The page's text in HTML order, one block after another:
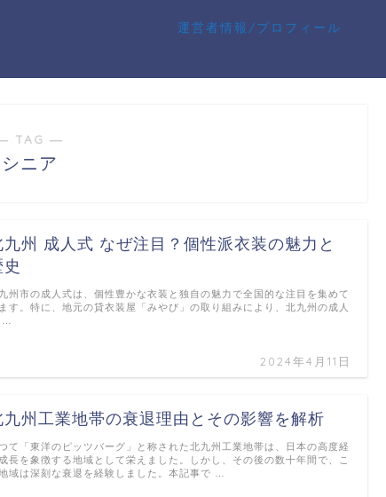
運営者情報/プロフィール
TAG ―
シニア
九州 成人式 なぜ注目？個性派衣装の魅力と
2024年4月11日
州市の成人式は、個性豊かな衣装と独自の魅力で全国的な注目を集めて
す。特に、地元の貸衣装屋「みやび」の取り組みにより、北九州の成人
九州工業地帯の衰退理由とその影響を解析
て「東洋のピッツバーグ」と称された北九州工業地帯は、日本の高度経
長を象徴する地域として栄えました。しかし、その後の数十年間で、こ
域は深刻な衰退を経験しました。本記事で …